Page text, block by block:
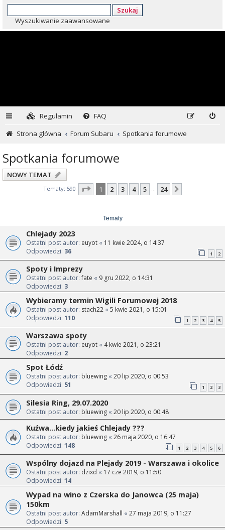
Szukaj
Wyszukiwanie zaawansowane
Regulamin
FAQ
Strona główna
Forum Subaru Spotkania forumowe
Spotkania forumowe
NOWY TEMAT
Tematy: 590 Strona z24
1 2 3 4 5 … 24
Tematy
Chlejady 2023
Ostatni post autor: euyot « 11 kwie 2024, o 14:37
Odpowiedzi: 36 1 2
Spoty i Imprezy
Ostatni post autor:fate « 9 gru 2022, o 14:31
Odpowiedzi: 3
Wybieramy termin Wigili Forumowej 2018
Ostatni post autor: stach22 « 5 kwie 2021, o 15:01
Odpowiedzi: 110 1 2 3 4 5
Warszawa spoty
Ostatni post autor: euyot « 4 kwie 2021, o 23:21
Odpowiedzi: 2
Spot Łódź
Ostatni post autor: bluewing « 20 lip 2020, o 00:53
Odpowiedzi: 51 1 2 3
Silesia Ring, 29.07.2020
Ostatni post autor: bluewing « 20 lip 2020, o 00:48
Kuźwa...kiedy jakieś Chlejady ???
Ostatni post autor: bluewing « 26 maja 2020, o 16:47
Odpowiedzi: 148 1 2 3 4 5 6
Wspólny dojazd na Plejady 2019 - Warszawa i okolice
Ostatni post autor: dzixd « 17 cze 2019, o 11:50
Odpowiedzi: 14
Wypad na wino z Czerska do Janowca (25 maja)
150km
Ostatni post autor: AdamMarshall « 27 maja 2019, o 11:27
Odpowiedzi: 5